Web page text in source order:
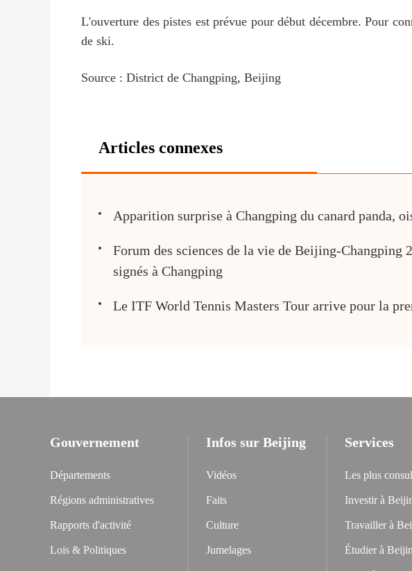
L'ouverture des pistes est prévue pour début décembre. Pour
de ski.
Source : District de Changping, Beijing
Articles connexes
Apparition surprise à Changping du canard panda,
Forum des sciences de la vie de Beijing-Changping
signés à Changping
Le ITF World Tennis Masters Tour arrive pour la
Gouvernement
Départements
Régions administratives
Rapports d'activité
Lois & Politiques
Infos sur Beijing
Vidéos
Faits
Culture
Jumelages
Services
Les plus
Investir à
Travailler à
Étudier à